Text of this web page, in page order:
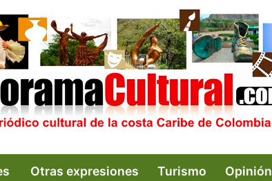
Otras expresiones Turismo Opinión